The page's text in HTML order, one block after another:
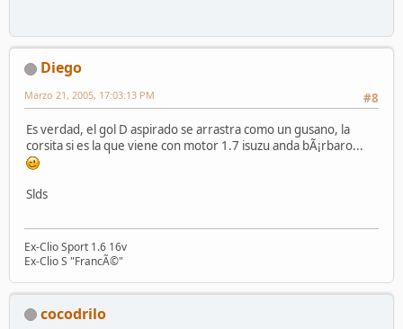
Diego
#8
Marzo 21, 2005, 17:03:13 PM
Es verdad, el gol D aspirado se arrastra como un gusano, la
corsita si es la que viene con motor 1.7 isuzu anda bÃ¡rbaro...
Slds
Ex-Clio Sport 1.6 16v
Ex-Clio S "FrancÃ©"
cocodrilo